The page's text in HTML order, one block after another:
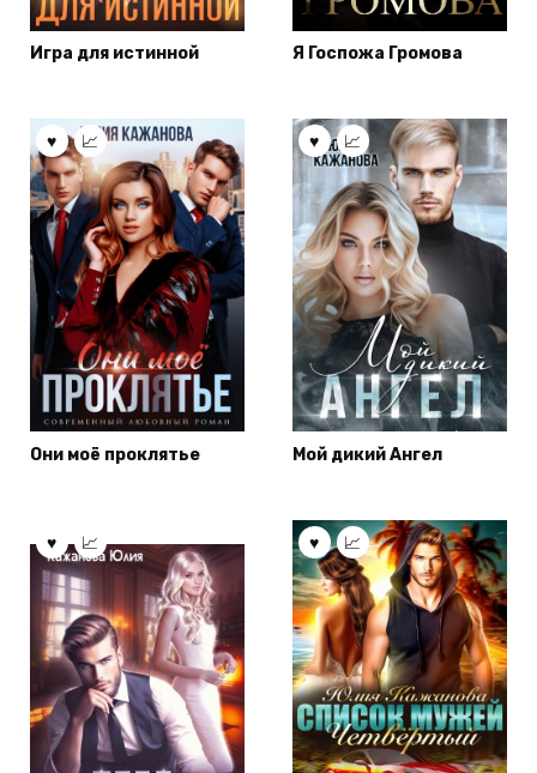
Игра для истинной Я Госпожа Громова
Они моё проклятье Мой дикий Ангел